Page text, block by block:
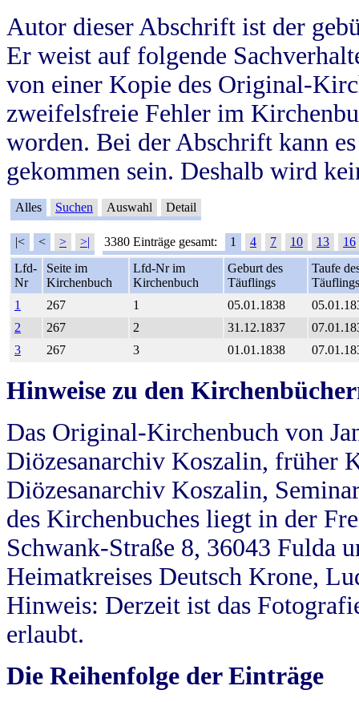
Autor dieser Abschrift ist der
Er weist auf folgende
von einer Kopie des Original-
zweifelsfreie Fehler im
worden. Bei der Abschrift kann
gekommen sein. Deshalb wird
Alles Suchen Auswahl Detail
|< < > >| 3380 Einträge gesamt: 1 4 7 10 13
16
Lfd-
Nr
Seite im
Kirchenbuch
Lfd-Nr im
Kirchenbuch
Geburt des
Täuflings
Taufe
Täuflings
1
267 1 05.01.1838
2
267 2 31.12.1837
3
267 3 01.01.1838
Hinweise zu den
Das Original-Kirchenbuch von
Diözesanarchiv Koszalin, früher
Diözesanarchiv Koszalin,
des Kirchenbuches liegt in der
Schwank-Straße 8, 36043 Fulda
Heimatkreises Deutsch Krone,
Hinweis: Derzeit ist das
erlaubt.
Die Reihenfolge der Einträge